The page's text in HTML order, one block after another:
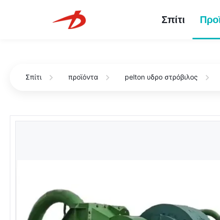
Σπίτι
Σπίτι προϊόντα pelton υδρο στρόβιλος